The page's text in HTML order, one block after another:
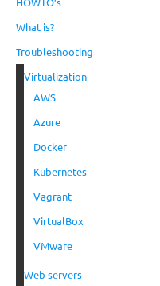
What is?
Troubleshooting
Virtualization
AWS
Azure
Docker
Kubernetes
Vagrant
VirtualBox
VMware
Web servers